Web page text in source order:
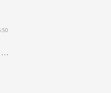
んでます。